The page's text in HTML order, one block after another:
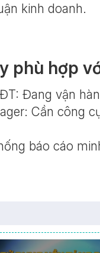
kinh doanh.
phù hợp
Đang vận
Cần công
báo cáo